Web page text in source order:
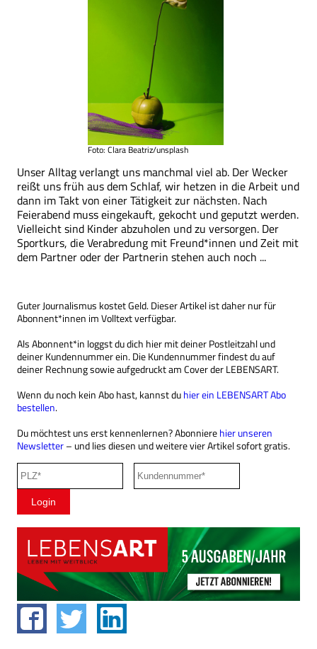
Foto: Clara Beatriz/unsplash
Unser Alltag verlangt uns manchmal viel ab. Der Wecker
reißt uns früh aus dem Schlaf, wir hetzen in die Arbeit und
dann im Takt von einer Tätigkeit zur nächsten. Nach
Feierabend muss eingekauft, gekocht und geputzt werden.
Vielleicht sind Kinder abzuholen und zu versorgen. Der
Sportkurs, die Verabredung mit Freund*innen und Zeit mit
dem Partner oder der Partnerin stehen auch noch ...
Guter Journalismus kostet Geld. Dieser Artikel ist daher nur für
Abonnent*innen im Volltext verfügbar.
Als Abonnent*in loggst du dich hier mit deiner Postleitzahl und
deiner Kundennummer ein. Die Kundennummer findest du auf
deiner Rechnung sowie aufgedruckt am Cover der LEBENSART.
Wenn du noch kein Abo hast, kannst duhier ein LEBENSART Abo
bestellen.
Du möchtest uns erst kennenlernen? Abonnierehier unseren
Newsletter– und lies diesen und weitere vier Artikel sofort gratis.